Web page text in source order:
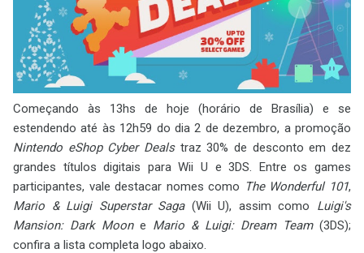
Começando às 13hs de hoje (horário de Brasília) e se
estendendo até às 12h59 do dia 2 de dezembro, a promoção
Nintendo eShop Cyber Dealstraz 30% de desconto em dez
grandes títulos digitais para Wii U e 3DS. Entre os games
participantes, vale destacar nomes como The Wonderful 101,
Mario & Luigi Superstar Saga(Wii U), assim como Luigi's
Mansion: Dark Moone Mario & Luigi: Dream Team(3DS);
confira a lista completa logo abaixo.